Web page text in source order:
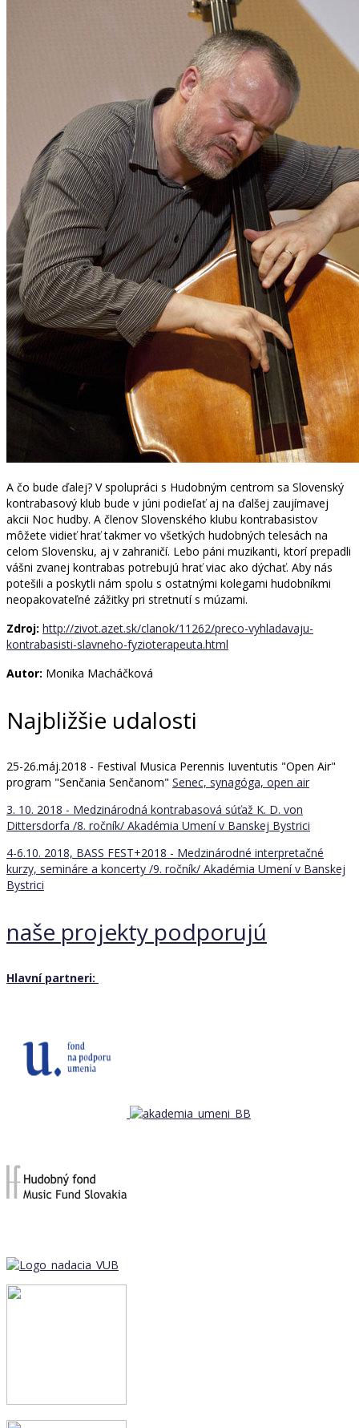
A čo bude ďalej? V spolupráci s Hudobným centrom sa Slovenský
kontrabasový klub bude v júni podieľať aj na ďalšej zaujímavej
akcii Noc hudby. A členov Slovenského klubu kontrabasistov
môžete vidieť hrať takmer vo všetkých hudobných telesách na
celom Slovensku, aj v zahraničí. Lebo páni muzikanti, ktorí prepadli
vášni zvanej kontrabas potrebujú hrať viac ako dýchať. Aby nás
potešili a poskytli nám spolu s ostatnými kolegami hudobníkmi
neopakovateľné zážitky pri stretnutí s múzami.
Zdroj: http://zivot.azet.sk/clanok/11262/preco-vyhladavaju-
kontrabasisti-slavneho-fyzioterapeuta.html
Autor: Monika Macháčková
Najbližšie udalosti
25-26.máj.2018 - Festival Musica Perennis Iuventutis "Open Air"
program "Senčania Senčanom" Senec, synagóga, open air
3. 10. 2018 - Medzinárodná kontrabasová súťaž K. D. von
Dittersdorfa /8. ročník/ Akadémia Umení v Banskej Bystrici
4-6.10. 2018, BASS FEST+2018 - Medzinárodné interpretačné
kurzy, semináre a koncerty /9. ročník/ Akadémia Umení v Banskej
Bystrici
naše projekty podporujú
Hlavní partneri: